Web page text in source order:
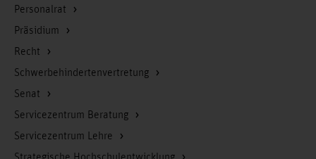
Personalrat
Präsidium
Recht
Schwerbehindertenvertretung
Senat
Servicezentrum Beratung
Servicezentrum Lehre